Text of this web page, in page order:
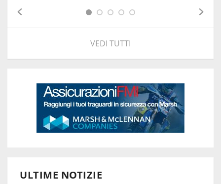
VEDI TUTTI
ULTIME NOTIZIE